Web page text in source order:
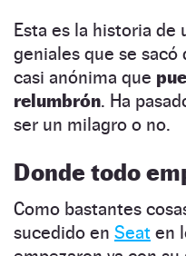
Esta es la historia de
geniales que se sacó
casi anónima que
relumbrón. Ha
ser un milagro o no.
Donde todo
Como bastantes
sucedido en Seat en